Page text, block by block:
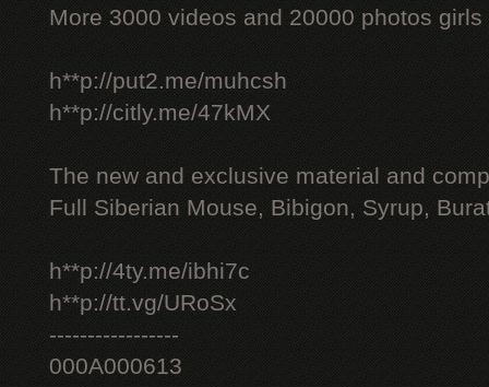
More 3000 videos and 20000 photos
h**p://put2.me/muhcsh
h**p://citly.me/47kMX
The new and exclusive material and
Full Siberian Mouse, Bibigon, Syrup,
h**p://4ty.me/ibhi7c
h**p://tt.vg/URoSx
-----------------
000A000613